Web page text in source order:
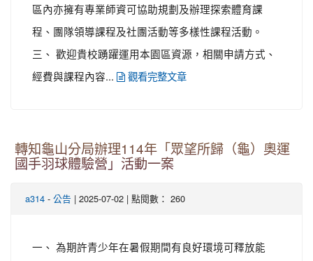
區內亦擁有專業師資可協助規劃及辦理探索體育課
程、團隊領導課程及社團活動等多樣性課程活動。
三、 歡迎貴校踴躍運用本園區資源，相關申請方式、
經費與課程內容...
觀看完整文章
轉知龜山分局辦理114年「眾望所歸（龜）奧運
國手羽球體驗營」活動一案
a314 - 公告 | 2025-07-02 | 點閱數： 260
一、 為期許青少年在暑假期間有良好環境可釋放能